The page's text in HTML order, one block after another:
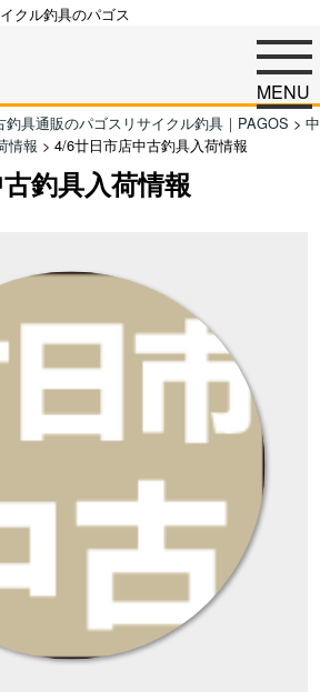
クル釣具のパゴス
MENU
具通販のパゴスリサイクル釣具｜PAGOS > 中
情報 > 4/6廿日市店中古釣具入荷情報
釣具入荷情報